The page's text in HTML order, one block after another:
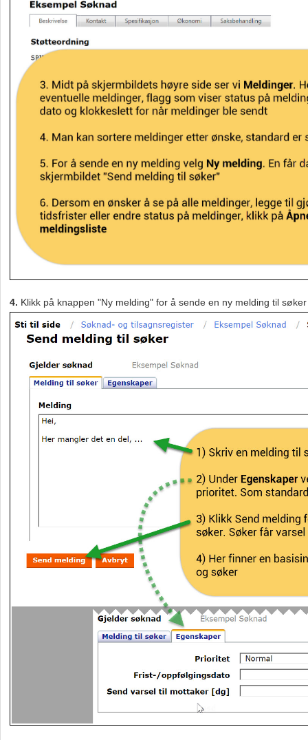
4. Klikk på knappen "Ny melding" for å sende en ny melding til søker